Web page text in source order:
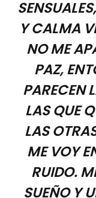
Y CALMA
NO ME
PAZ,
PARECEN
LAS QUE
LAS
ME VOY
RUIDO.
SUEÑO Y